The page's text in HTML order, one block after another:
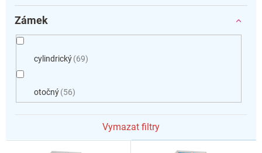
Zámek
cylindrický 69
otočný 56
Vymazat filtry
V